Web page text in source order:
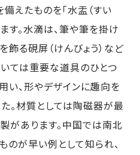
備えたものを｢水盂（すい
す。水滴は、筆や筆を掛け
飾る硯屏（けんびょう）など
ては重要な道具のひとつ
い、形やデザインに趣向を
。材質としては陶磁器が最
があります。中国では南北
のが早い例として知られ、